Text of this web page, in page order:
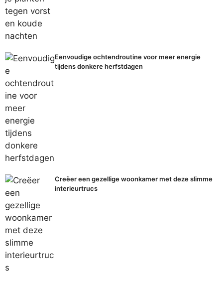
Eenvoudige ochtendroutine voor meer energie
tijdens donkere herfstdagen
Creëer een gezellige woonkamer met deze slimme
interieurtrucs